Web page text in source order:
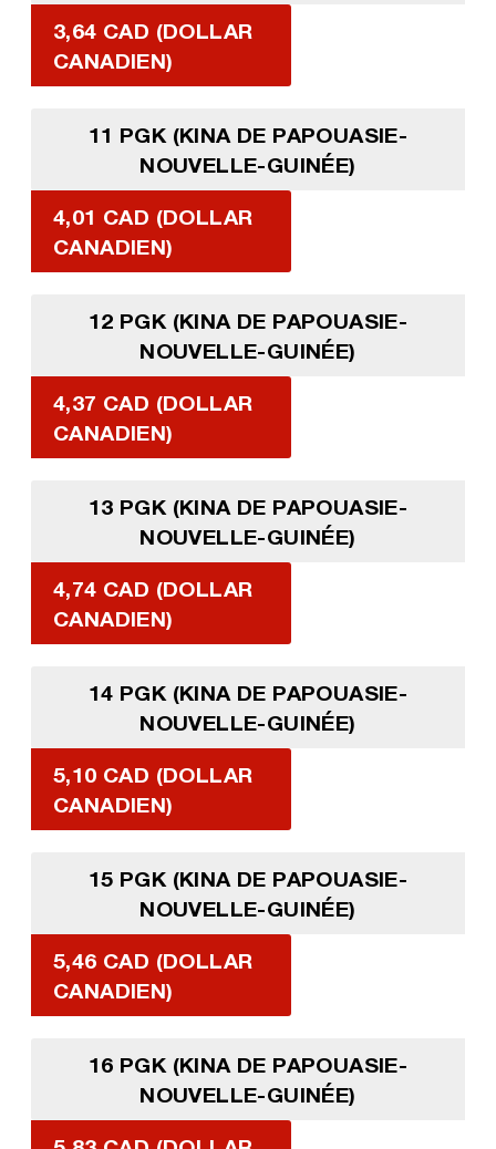
3,64 CAD (DOLLAR
CANADIEN)
11 PGK (KINA DE PAPOUASIE-
NOUVELLE-GUINÉE)
4,01 CAD (DOLLAR
CANADIEN)
12 PGK (KINA DE PAPOUASIE-
NOUVELLE-GUINÉE)
4,37 CAD (DOLLAR
CANADIEN)
13 PGK (KINA DE PAPOUASIE-
NOUVELLE-GUINÉE)
4,74 CAD (DOLLAR
CANADIEN)
14 PGK (KINA DE PAPOUASIE-
NOUVELLE-GUINÉE)
5,10 CAD (DOLLAR
CANADIEN)
15 PGK (KINA DE PAPOUASIE-
NOUVELLE-GUINÉE)
5,46 CAD (DOLLAR
CANADIEN)
16 PGK (KINA DE PAPOUASIE-
NOUVELLE-GUINÉE)